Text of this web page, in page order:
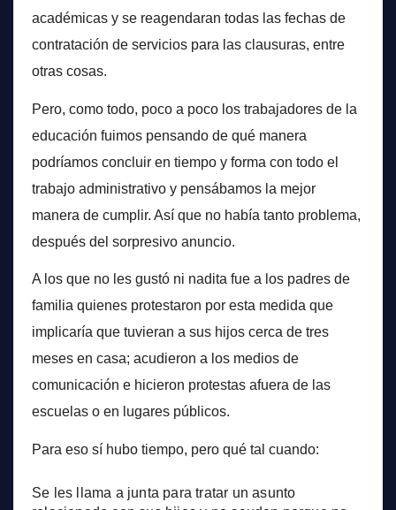
académicas y se reagendaran todas las fechas de
contratación de servicios para las clausuras, entre
otras cosas.
Pero, como todo, poco a poco los trabajadores de la
educación fuimos pensando de qué manera
podríamos concluir en tiempo y forma con todo el
trabajo administrativo y pensábamos la mejor
manera de cumplir. Así que no había tanto problema,
después del sorpresivo anuncio.
A los que no les gustó ni nadita fue a los padres de
familia quienes protestaron por esta medida que
implicaría que tuvieran a sus hijos cerca de tres
meses en casa; acudieron a los medios de
comunicación e hicieron protestas afuera de las
escuelas o en lugares públicos.
Para eso sí hubo tiempo, pero qué tal cuando:
Se les llama a junta para tratar un asunto